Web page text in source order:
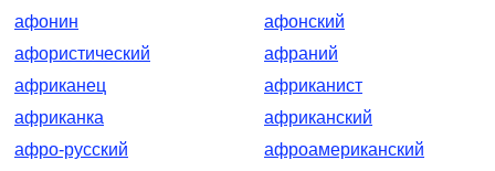
афонин
афонский
афористический
афраний
африканец
африканист
африканка
африканский
афро-русский
афроамериканский